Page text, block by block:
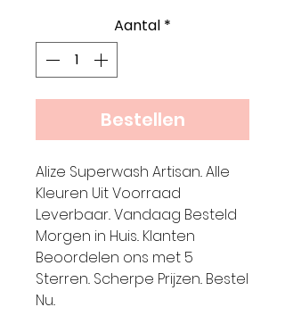
Aantal *
Bestellen
Alize Superwash Artisan.. Alle
Kleuren Uit Voorraad
Leverbaar.. Vandaag Besteld
Morgen in Huis.. Klanten
Beoordelen ons met 5
Sterren.. Scherpe Prijzen.. Bestel
Nu..